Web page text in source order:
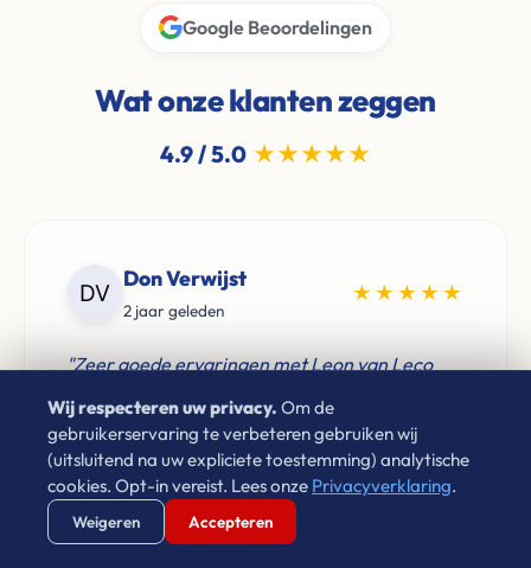
Google Beoordelingen
Wat onze klanten zeggen
4.9 / 5.0 ★★★★★
Don Verwijst
2 jaar geleden
★★★★★
"Zeer goede ervaringen met Leon van Leco
Vastgoed. Als je een betrouwbaar bedrijf zoekt
voor de aankoop van je woning neem gerust
contact op. Aan te raden!"
Wij respecteren uw privacy. Om de
gebruikerservaring te verbeteren gebruiken wij
(uitsluitend na uw expliciete toestemming) analytische
cookies. Opt-in vereist. Lees onze Privacyverklaring.
Weigeren Accepteren
Verstuur WhatsApp